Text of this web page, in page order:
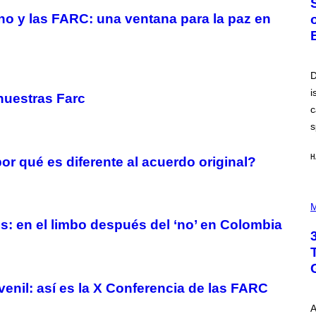
y las FARC: una ventana para la paz en
Farc
qué es diferente al acuerdo original?
en el limbo después del ‘no’ en Colombia
así es la X Conferencia de las FARC
O
B
E
R
P
N
C
C
C
S
C
O
R
B
I
I
H
O
I
L
L
R